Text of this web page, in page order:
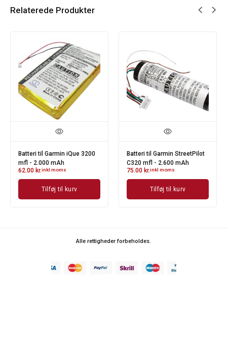
Relaterede Produkter
Batteri til Garmin iQue 3200
mfl - 2.000 mAh
62.00 kr.inkl moms
Tilføj til kurv
Batteri til Garmin StreetPilot
C320 mfl - 2.600 mAh
75.00 kr.inkl moms
Tilføj til kurv
Alle rettigheder forbeholdes.